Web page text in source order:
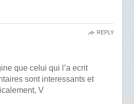
que celui qui l’a ecrit
sont interessants et
V
REPLY